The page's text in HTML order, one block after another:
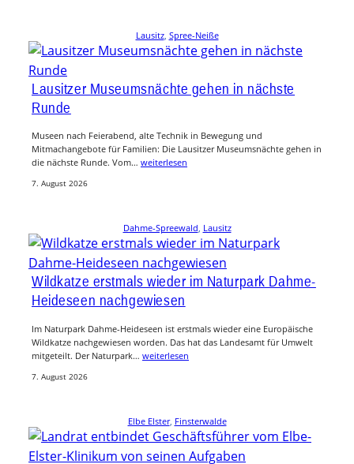
Lausitz, Spree-Neiße
Lausitzer Museumsnächte gehen in nächste
Runde
Museen nach Feierabend, alte Technik in Bewegung und
Mitmachangebote für Familien: Die Lausitzer Museumsnächte gehen in
die nächste Runde. Vom… weiterlesen
7. August 2026
Dahme-Spreewald, Lausitz
Wildkatze erstmals wieder im Naturpark Dahme-
Heideseen nachgewiesen
Im Naturpark Dahme-Heideseen ist erstmals wieder eine Europäische
Wildkatze nachgewiesen worden. Das hat das Landesamt für Umwelt
mitgeteilt. Der Naturpark… weiterlesen
7. August 2026
Elbe Elster, Finsterwalde